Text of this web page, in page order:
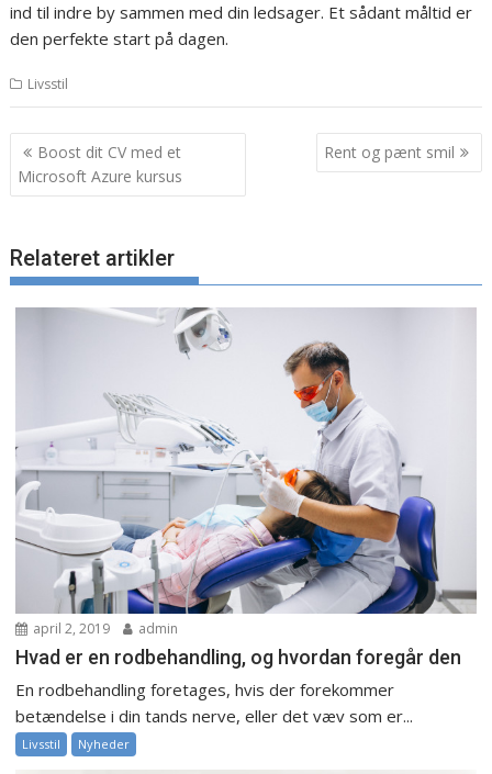
ind til indre by sammen med din ledsager. Et sådant måltid er
den perfekte start på dagen.
Livsstil
Indlægsnavigation
Boost dit CV med et
Microsoft Azure kursus
Rent og pænt smil
Relateret artikler
april 2, 2019 admin
Hvad er en rodbehandling, og hvordan foregår den
En rodbehandling foretages, hvis der forekommer
betændelse i din tands nerve, eller det væv som er...
Livsstil Nyheder